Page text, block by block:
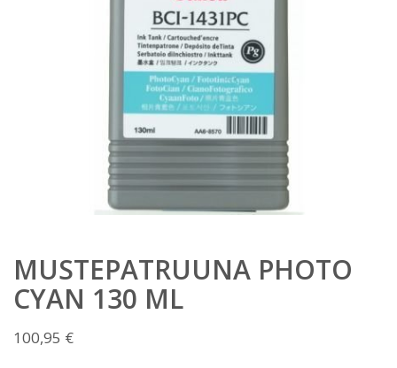
MUSTEPATRUUNA PHOTO
CYAN 130 ML
100,95 €